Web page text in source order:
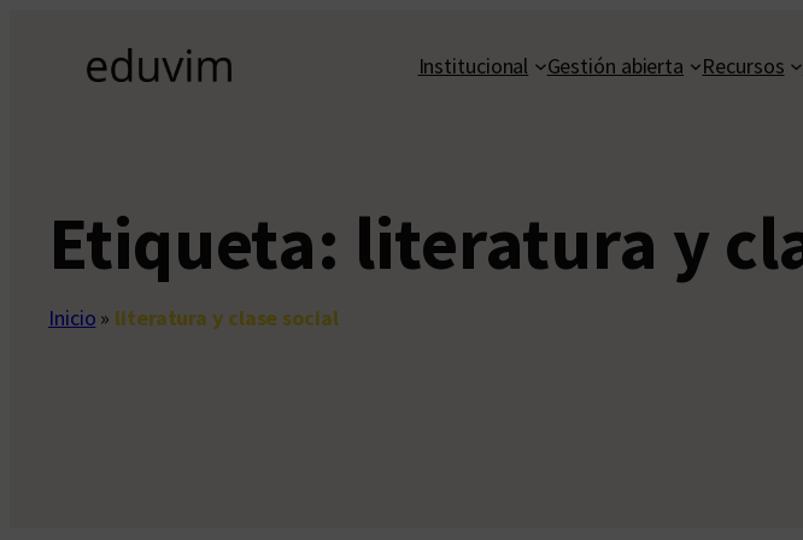
contenido
Institucional Gestión abierta Recursos
Etiqueta: literatura y
Inicio » literatura y clase social